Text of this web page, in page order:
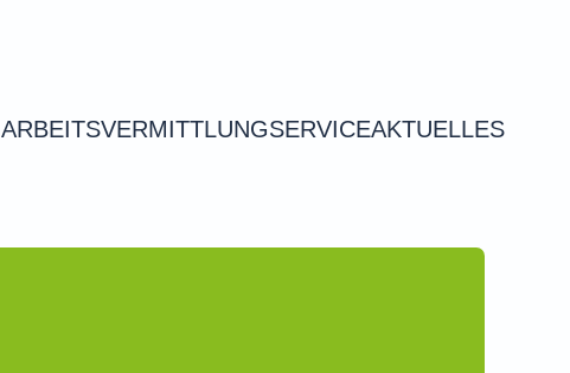
ARBEITSVERMITTLUNGSERVICEAKTUELLES